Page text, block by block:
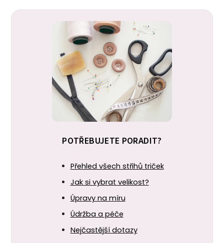
POTŘEBUJETE PORADIT?
Přehled všech střihů triček
Jak si vybrat velikost?
Úpravy na míru
Údržba a péče
Nejčastější dotazy